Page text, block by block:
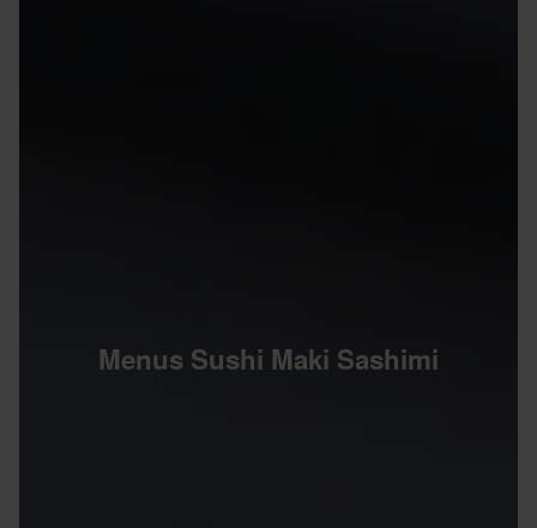
Menus Sushi Maki Sashimi